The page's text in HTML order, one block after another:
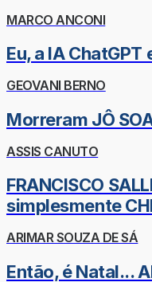
MARCO ANCONI
Eu, a IA
GEOVANI BERNO
Morreram JÔ
ASSIS CANUTO
FRANCISCO
simplesmente
ARIMAR SOUZA DE SÁ
Então, é Natal...